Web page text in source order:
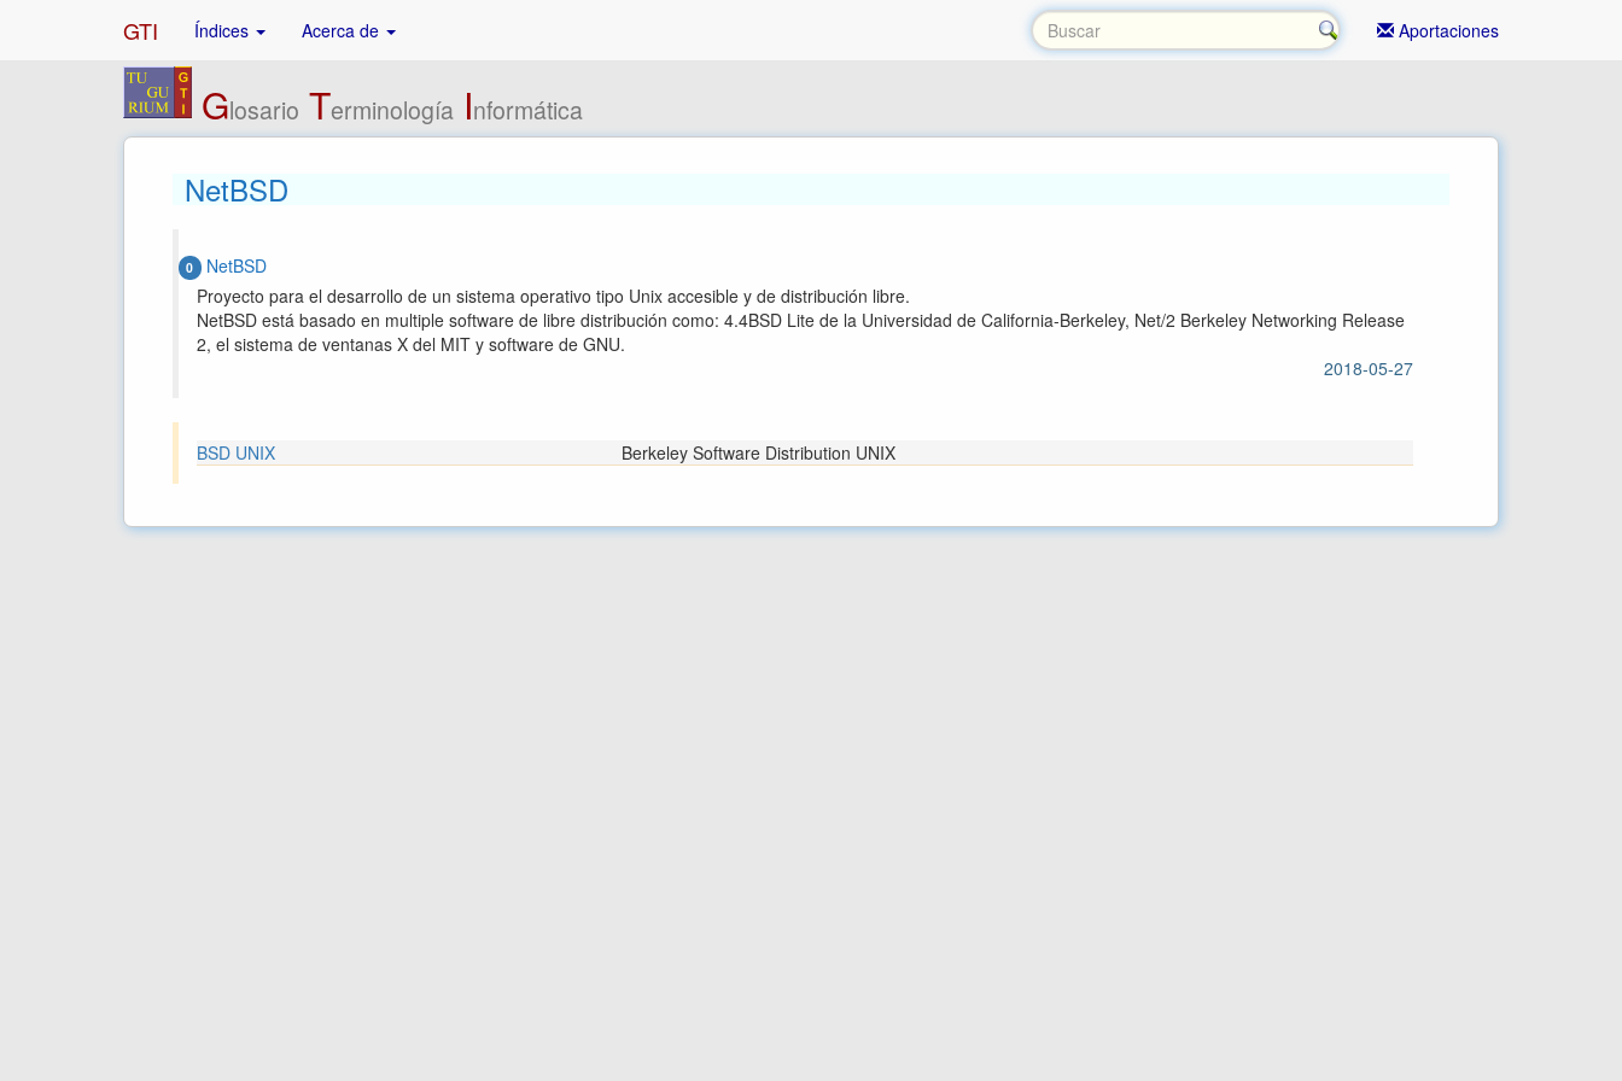
GTI Índices Acerca de Aportaciones
Glosario Terminología Informática
NetBSD
0 NetBSD
Proyecto para el desarrollo de un sistema operativo tipo Unix accesible y de distribución libre.
NetBSD está basado en multiple software de libre distribución como: 4.4BSD Lite de la Universidad de California-Berkeley, Net/2 Berkeley Networking Release
2, el sistema de ventanas X del MIT y software de GNU.
2018-05-27
BSD UNIX Berkeley Software Distribution UNIX